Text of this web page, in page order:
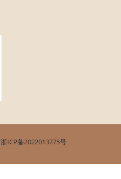
浙ICP备2022013775号